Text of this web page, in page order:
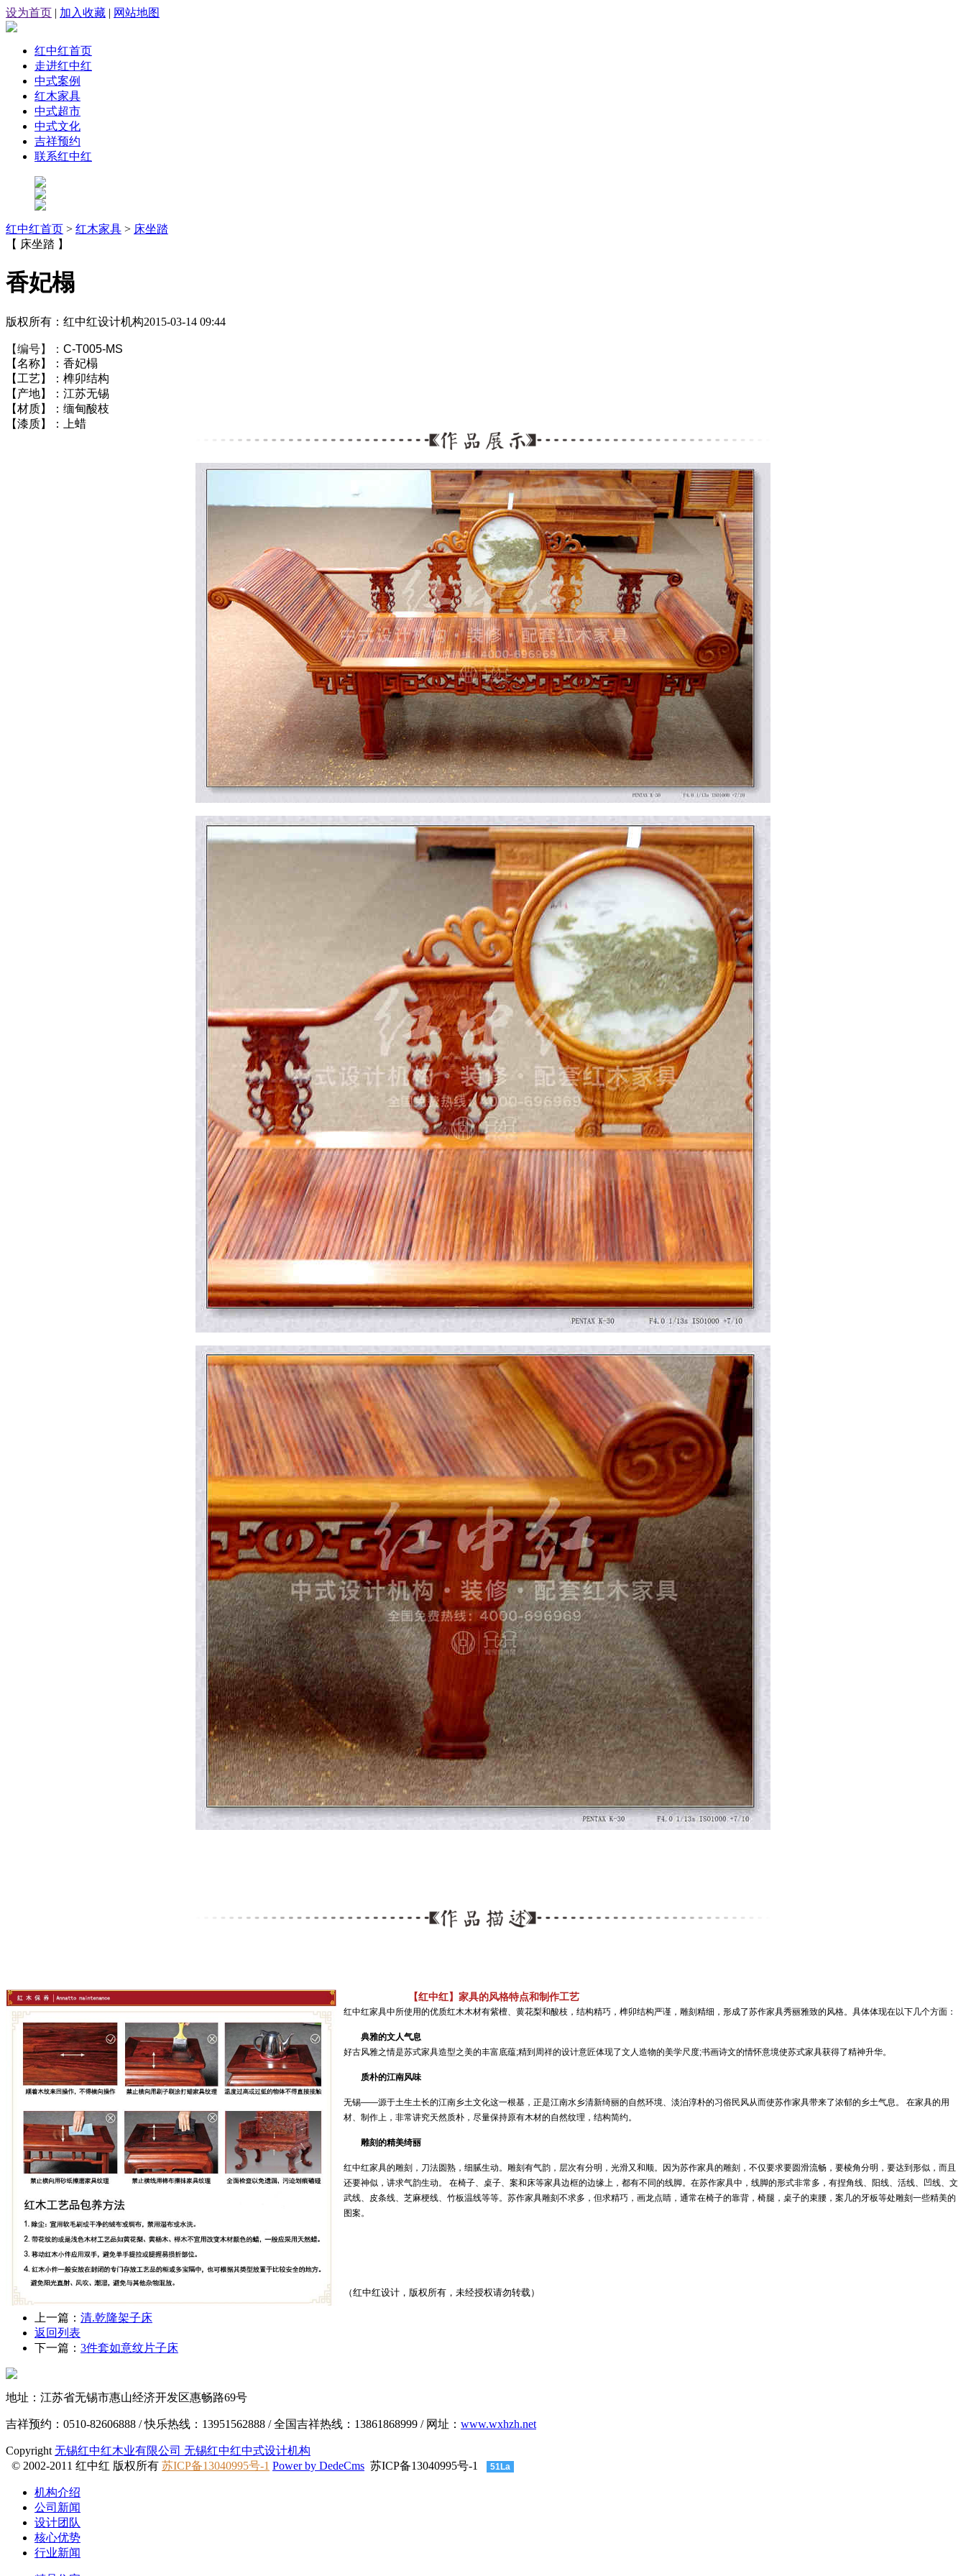
设为首页 | 加入收藏 | 网站地图
红中红首页
走进红中红
中式案例
红木家具
中式超市
中式文化
吉祥预约
联系红中红
红中红首页 > 红木家具 > 床坐踏
【 床坐踏 】
香妃榻
版权所有：红中红设计机构2015-03-14 09:44
【编号】： C-T005-MS
【名称】：香妃榻
【工艺】：榫卯结构
【产地】：江苏无锡
【材质】：缅甸酸枝
【漆质】：上蜡
【红中红】家具的风格特点和制作工艺
红中红家具中所使用的优质红木木材有紫檀、黄花梨和酸枝，结构精巧，榫卯结构严谨，雕刻精细，形成了苏作家具秀丽雅致的风格。具体体现在以下几个方面：
典雅的文人气息
好古风雅之情是苏式家具造型之美的丰富底蕴;精到周祥的设计意匠体现了文人造物的美学尺度;书画诗文的情怀意境使苏式家具获得了精神升华。
质朴的江南风味
无锡——源于土生土长的江南乡土文化这一根基，正是江南水乡清新绮丽的自然环境、淡泊淳朴的习俗民风从而使苏作家具带来了浓郁的乡土气息。 在家具的用
材、制作上，非常讲究天然质朴，尽量保持原有木材的自然纹理，结构简约。
雕刻的精美绮丽
红中红家具的雕刻，刀法圆熟，细腻生动。雕刻有气韵，层次有分明，光滑又和顺。因为苏作家具的雕刻，不仅要求要圆滑流畅，要棱角分明，要达到形似，而且
还要神似，讲求气韵生动。 在椅子、桌子、案和床等家具边框的边缘上，都有不同的线脚。在苏作家具中，线脚的形式非常多，有捏角线、阳线、活线、凹线、文
武线、皮条线、芝麻梗线、竹板温线等等。苏作家具雕刻不求多，但求精巧，画龙点睛，通常在椅子的靠背，椅腿，桌子的束腰，案几的牙板等处雕刻一些精美的
图案。
（红中红设计，版权所有，未经授权请勿转载）
上一篇： 清.乾隆架子床
返回列表
下一篇： 3件套如意纹片子床
地址：江苏省无锡市惠山经济开发区惠畅路69号
吉祥预约：0510-82606888 /快乐热线：13951562888 /全国吉祥热线：13861868999 / 网址： www.wxhzh.net
Copyright 无锡红中红木业有限公司 无锡红中红中式设计机构
© 2002-2011 红中红 版权所有 苏ICP备13040995号-1 Power by DedeCms 苏ICP备13040995号-1 51La
机构介绍
公司新闻
设计团队
核心优势
行业新闻